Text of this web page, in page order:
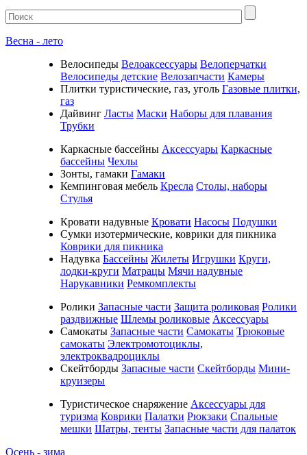
Весна - лето
Велосипеды Велоаксессуары Велоперчатки
Велосипеды детские Велозапчасти Камеры
Плитки туристические, газ, уголь Газовые плитки,
газ
Дайвинг Ласты Маски Наборы для плавания
Трубки
Каркасные бассейны Аксессуары Каркасные
бассейны Чехлы
Зонты, гамаки Гамаки
Кемпинговая мебель Кресла Столы, наборы
Стулья
Кровати надувные Кровати Насосы Подушки
Cумки изотермические, коврики для пикника
Коврики для пикника
Надувка Бассейны Жилеты Игрушки Круги,
лодки-круги Матрацы Мячи надувные
Нарукавники Ремкомплекты
Ролики Запасные части Защита роликовая Ролики
раздвижные Шлемы роликовые Аксессуары
Самокаты Запасные части Самокаты Трюковые
самокаты Электромотоциклы,
электроквадроциклы
Скейтборды Запасные части Скейтборды Мини-
круизеры
Туристическое снаряжение Аксессуары для
туризма Коврики Палатки Рюкзаки Спальные
мешки Шатры, тенты Запасные части для палаток
Осень - зима